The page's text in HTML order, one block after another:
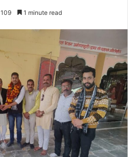
109 1 minute read